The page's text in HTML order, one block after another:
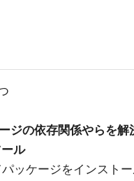
ジの依存関係やらを解
ル
ッケージをインスト